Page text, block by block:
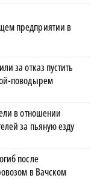
предприятии в
за отказ пустить
поводырем
в отношении
за пьяную езду
после
в Вачском